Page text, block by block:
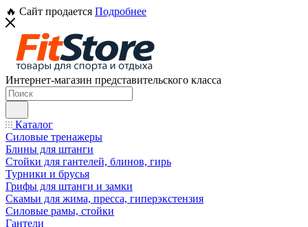
🔥 Сайт продается Подробнее
Интернет-магазин представительского класса
Каталог
Силовые тренажеры
Блины для штанги
Стойки для гантелей, блинов, гирь
Турники и брусья
Грифы для штанги и замки
Скамьи для жима, пресса, гиперэкстензия
Силовые рамы, стойки
Гантели